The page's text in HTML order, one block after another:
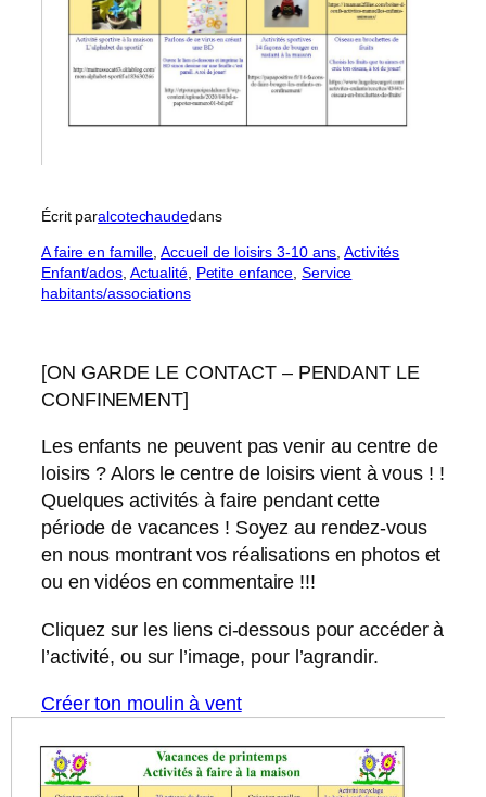
Écrit paralcotechaudedans
A faire en famille , Accueil de loisirs 3-10 ans , Activités
Enfant/ados, Actualité, Petite enfance , Service
habitants/associations
[ON GARDE LE CONTACT – PENDANT LE
CONFINEMENT]
Les enfants ne peuvent pas venir au centre de
loisirs ? Alors le centre de loisirs vient à vous ! !
Quelques activités à faire pendant cette
période de vacances ! Soyez au rendez-vous
en nous montrant vos réalisations en photos et
ou en vidéos en commentaire !!!
Cliquez sur les liens ci-dessous pour accéder à
l’activité, ou sur l’image, pour l’agrandir.
Créer ton moulin à vent